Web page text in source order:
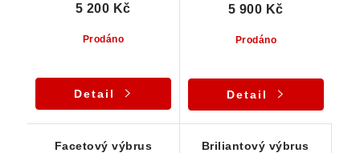
Prodáno
5 200 Kč
Detail
Prodáno
5 900 Kč
Detail
Facetový výbrus
Briliantový výbrus